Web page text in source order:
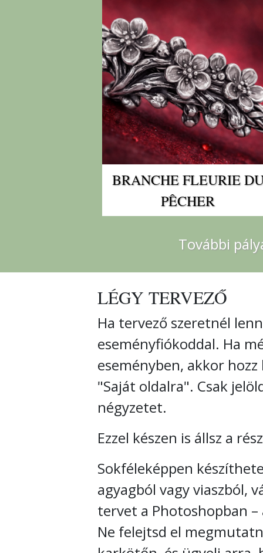
BRANCHE FLEURIE
PÊCHER
További
LÉGY TERVEZŐ
Ha tervező szeretnél
eseményfiókoddal. Ha
eseményben, akkor
"Saját oldalra". Csak
négyzetet.
Ezzel készen is állsz a
Sokféleképpen
agyagból vagy viaszból,
tervet a Photoshopban
Ne felejtsd el